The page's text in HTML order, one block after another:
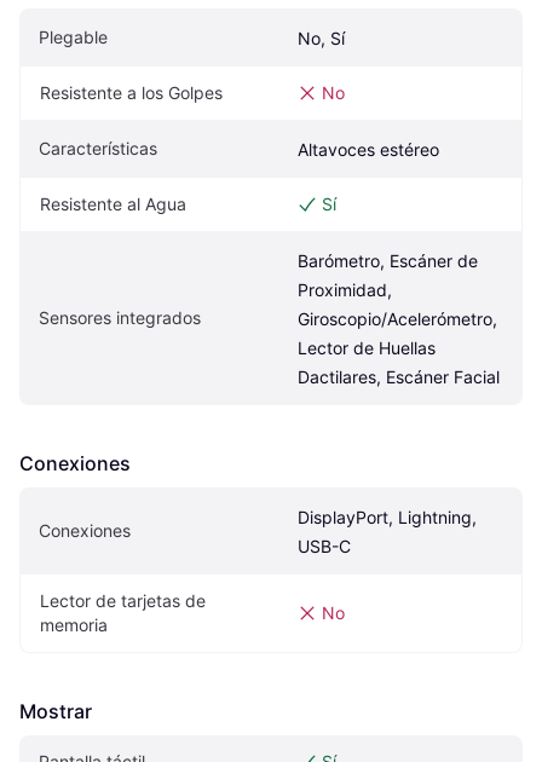
Plegable No, Sí
Resistente a los Golpes No
Características Altavoces estéreo
Resistente al Agua Sí
Sensores integrados
Barómetro, Escáner de
Proximidad,
Giroscopio/Acelerómetro,
Lector de Huellas
Dactilares, Escáner Facial
Conexiones
Conexiones
DisplayPort, Lightning,
USB-C
Lector de tarjetas de
memoria
No
Mostrar